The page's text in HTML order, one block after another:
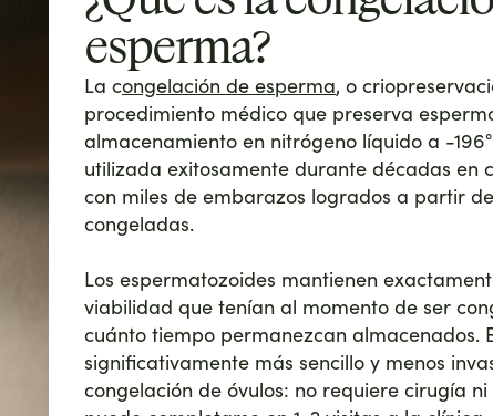
esperma?
La congelación de esperma, o
procedimiento médico que preserva
almacenamiento en nitrógeno líquido a -
utilizada exitosamente durante décadas en
con miles de embarazos logrados a partir
congeladas.
Los espermatozoides mantienen
viabilidad que tenían al momento de ser
cuánto tiempo permanezcan almacenados.
significativamente más sencillo y menos
congelación de óvulos: no requiere cirugía